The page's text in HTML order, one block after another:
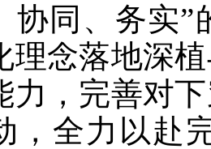
协同、务实”
理念落地深
力，完善对
，全力以赴